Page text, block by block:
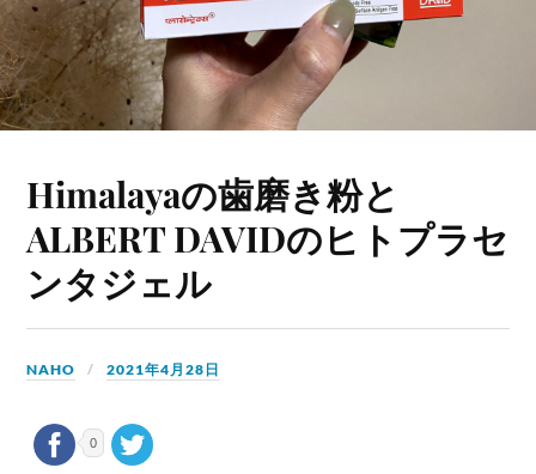
Himalayaの歯磨き粉と
ALBERT DAVIDのヒトプラセ
ンタジェル
NAHO 2021年4月28日
0